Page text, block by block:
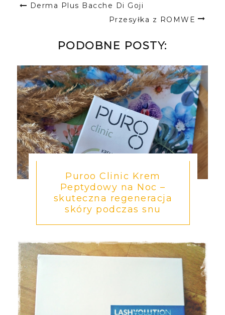
Derma Plus Bacche Di Goji
Przesyłka z ROMWE
PODOBNE POSTY:
Puroo Clinic Krem
Peptydowy na Noc –
skuteczna regeneracja
skóry podczas snu